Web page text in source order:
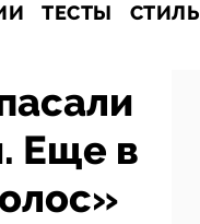
ТЕСТЫ СТИЛЬ
Еще в